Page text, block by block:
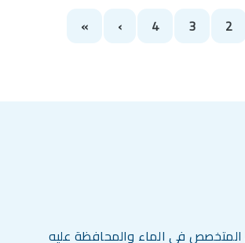
2
3
4
› الصفحة التالية
»
المتخصص في الماء والمحافظة عليه